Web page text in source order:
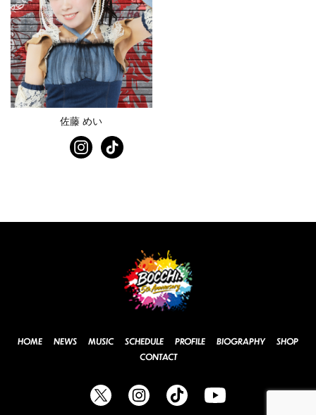
佐藤 めい
HOME NEWS MUSIC SCHEDULE PROFILE BIOGRAPHY
SHOP
CONTACT